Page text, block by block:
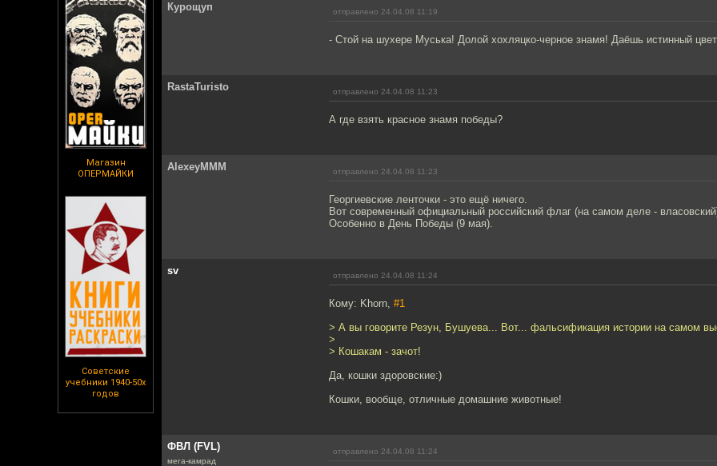
Магазин
ОПЕРМАЙКИ
Советские
учебники 1940-50х
годов
Курощуп отправлено 24.04.08 11:19
- Стой на шухере Муська! Долой хохляцко-черное знамя! Даёшь истинный
RastaTuristo отправлено 24.04.08 11:23
А где взять красное знамя победы?
AlexeyMMM отправлено 24.04.08 11:23
Георгиевские ленточки - это ещё ничего.
Вот современный официальный российский флаг (на самом деле -
Особенно в День Победы (9 мая).
sv отправлено 24.04.08 11:24
Кому: Khorn, #1
> А вы говорите Резун, Бушуева... Вот... фальсификация истории на самом
>
> Кошакам - зачот!
Да, кошки здоровские:)
Кошки, вообще, отличные домашние животные!
ФВЛ (FVL)
мега-камрад
отправлено 24.04.08 11:24